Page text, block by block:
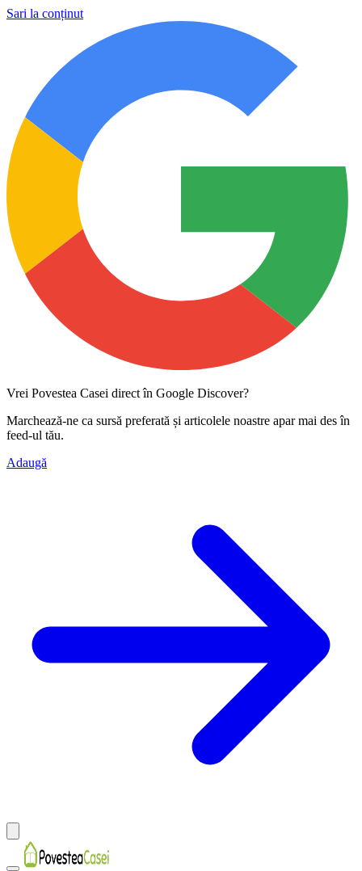
Sari la conținut
Vrei Povestea Casei direct în Google Discover?
Marchează-ne ca sursă preferată și articolele noastre apar mai des în
feed-ul tău.
Adaugă